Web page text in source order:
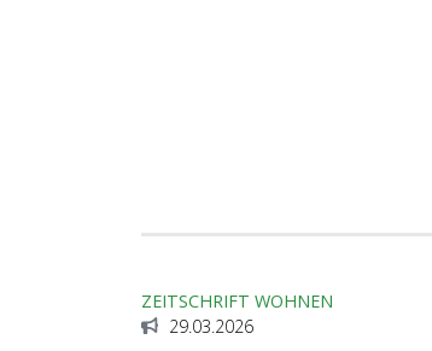
ZEITSCHRIFT WOHNEN
29.03.2026